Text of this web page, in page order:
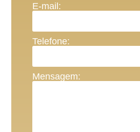
E-mail:
Telefone:
Mensagem: